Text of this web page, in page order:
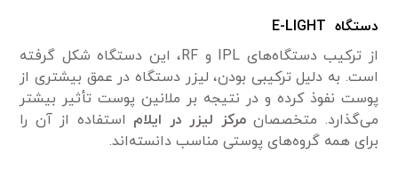
دستگاه E-LIGHT
از ترکیب دستگاه‌های IPL و RF، این دستگاه شکل گرفته
است. به دلیل ترکیبی بودن، لیزر دستگاه در عمق بیشتری از
پوست نفوذ کرده و در نتیجه بر ملانین پوست تأثیر بیشتر
می‌گذارد. متخصصانمرکز لیزر در ایلام استفاده از آن را
برای همه گروه‌های پوستی مناسب دانسته‌اند.